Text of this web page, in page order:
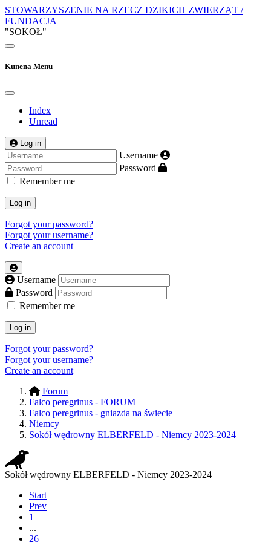
STOWARZYSZENIE NA RZECZ DZIKICH ZWIERZĄT /
FUNDACJA
"SOKOŁ"
Kunena Menu
Index
Unread
Log in
Username
Password
Remember me
Log in
Forgot your password?
Forgot your username?
Create an account
Username
Password
Remember me
Log in
Forgot your password?
Forgot your username?
Create an account
Forum
Falco peregrinus - FORUM
Falco peregrinus - gniazda na świecie
Niemcy
Sokół wędrowny ELBERFELD - Niemcy 2023-2024
Sokół wędrowny ELBERFELD - Niemcy 2023-2024
Start
Prev
1
...
26